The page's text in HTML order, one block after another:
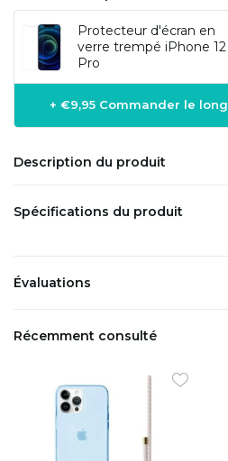
Protecteur d'écran en
verre trempé iPhone 12
Pro
+ €9,95 Commander le long
Description du produit
Spécifications du produit
Évaluations
Récemment consulté